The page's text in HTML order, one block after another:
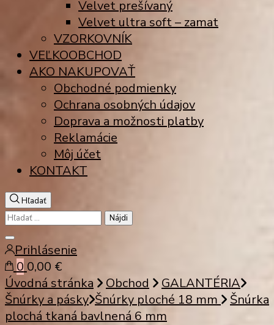
Velvet prešívaný
Velvet ultra soft – zamat
VZORKOVNÍK
VEĽKOOBCHOD
AKO NAKUPOVAŤ
Obchodné podmienky
Ochrana osobných údajov
Doprava a možnosti platby
Reklamácie
Môj účet
KONTAKT
Hľadať
Hľadať:
Zatvoriť
vyhľadávanie
Prihlásenie
0 0,00 €
Úvodná stránka
Obchod
GALANTÉRIA
Šnúrky a pásky Šnúrky ploché 18 mm
Šnúrka
plochá tkaná bavlnená 6 mm